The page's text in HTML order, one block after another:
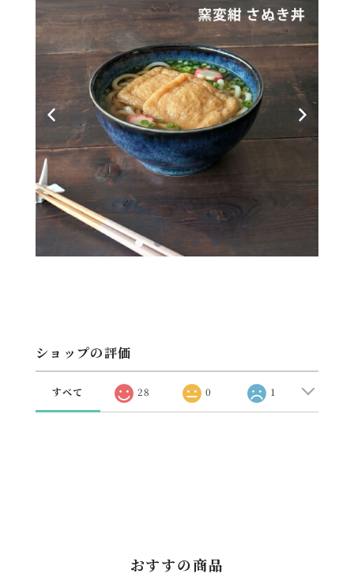
ショップの評価
すべて 28 0 1
おすすの商品